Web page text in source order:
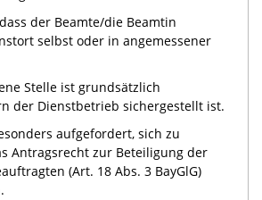
der Beamte/die Beamtin
selbst oder in angemessener
Stelle ist grundsätzlich
der Dienstbetrieb sichergestellt ist.
aufgefordert, sich zu
Antragsrecht zur Beteiligung der
(Art. 18 Abs. 3 BayGlG)